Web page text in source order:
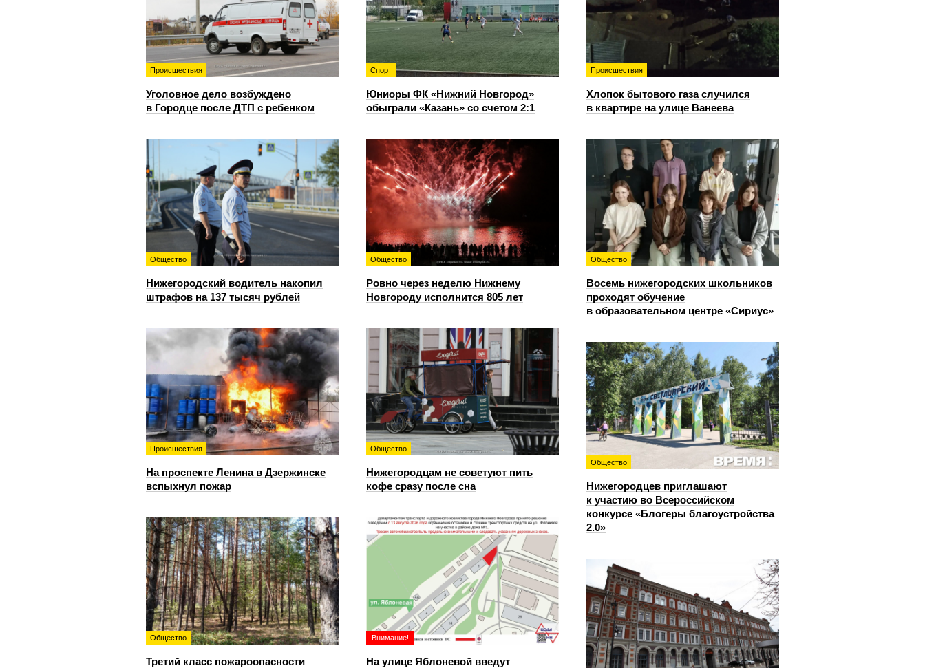
Происшествия
Уголовное дело возбуждено
в Городце после ДТП с ребенком
Спорт
Юниоры ФК «Нижний Новгород»
обыграли «Казань» со счетом 2:1
Происшествия
Хлопок бытового газа случился
в квартире на улице Ванеева
Общество
Нижегородский водитель накопил
штрафов на 137 тысяч рублей
Общество
Ровно через неделю Нижнему
Новгороду исполнится 805 лет
Общество
Восемь нижегородских школьников
проходят обучение
в образовательном центре «Сириус»
Происшествия
На проспекте Ленина в Дзержинске
вспыхнул пожар
Общество
Нижегородцам не советуют пить
кофе сразу после сна
Общество
Нижегородцев приглашают
к участию во Всероссийском
конкурсе «Блогеры благоустройства
2.0»
Общество
Третий класс пожароопасности
Внимание!
На улице Яблоневой введут